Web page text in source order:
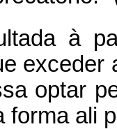
à
exceder
optar
forma ali